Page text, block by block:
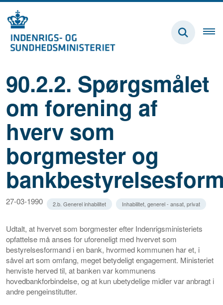
90.2.2. Spørgsmålet
om forening af
hverv som
borgmester og
27-03-1990 2.b. Generel inhabilitet Inhabilitet, generel - ansat, privat
Udtalt, at hvervet som borgmester efter Indenrigsministeriets
opfattelse må anses for uforeneligt med hvervet som
bestyrelsesformand i en bank, hvormed kommunen har et, i
såvel art som omfang, meget betydeligt engagement. Ministeriet
henviste herved til, at banken var kommunens
hovedbankforbindelse, og at kun ubetydelige midler var anbragt i
andre pengeinstitutter.